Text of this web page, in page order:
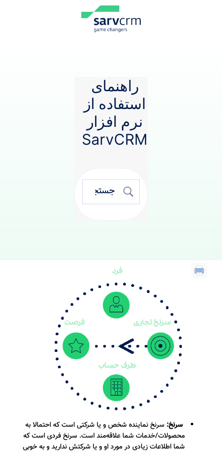
راهنمای
استفاده از
نرم افزار
SarvCRM
سرنخ نماینده شخص و یا شرکتی است که احتمالا به
خدمات شما علاقه‌مند است. سرنخ فردی است که
اطلاعات زیادی در مورد او و یا شرکتش ندارید و به خوبی